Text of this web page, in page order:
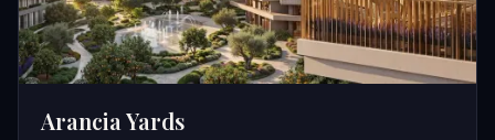
Arancia Yards